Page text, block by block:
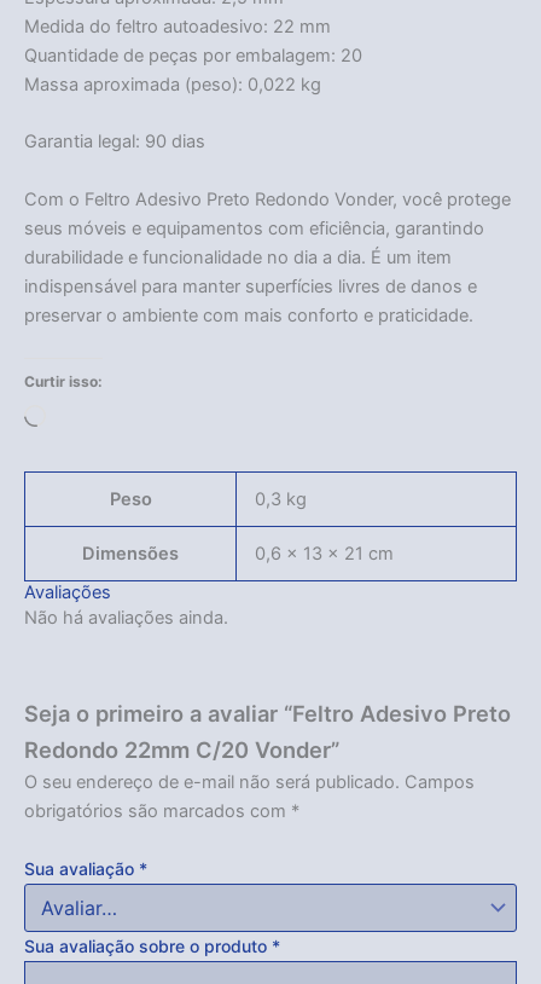
Medida do feltro autoadesivo: 22 mm
Quantidade de peças por embalagem: 20
Massa aproximada (peso): 0,022 kg
Garantia legal: 90 dias
Com o Feltro Adesivo Preto Redondo Vonder, você protege
seus móveis e equipamentos com eficiência, garantindo
durabilidade e funcionalidade no dia a dia. É um item
indispensável para manter superfícies livres de danos e
preservar o ambiente com mais conforto e praticidade.
Curtir isso:
Peso 0,3 kg
Dimensões
0,6 × 13 × 21 cm
Avaliações
Não há avaliações ainda.
Seja o primeiro a avaliar “Feltro Adesivo Preto
Redondo 22mm C/20 Vonder”
O seu endereço de e-mail não será publicado. Campos
obrigatórios são marcados com *
Sua avaliação *
Sua avaliação sobre o produto *